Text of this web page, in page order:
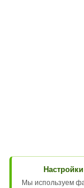
Мы используем